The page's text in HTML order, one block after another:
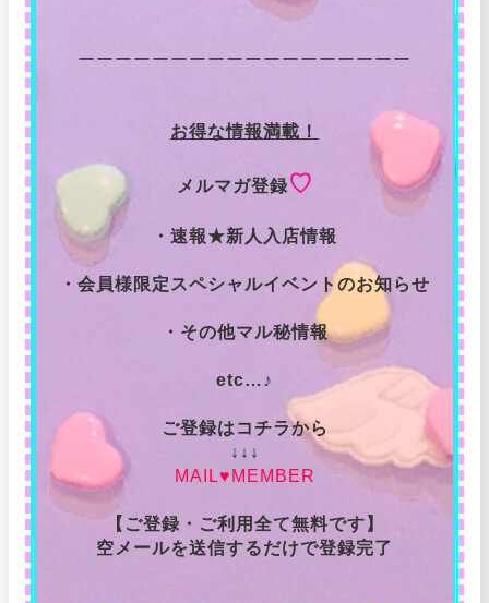
ーーーーーーーーーーーーーーーーーー
お得な情報満載！
メルマガ登録♡
・速報★新人入店情報
・会員様限定スペシャルイベントのお知らせ
・その他マル秘情報
etc…♪
ご登録はコチラから
↓↓↓
MAIL♥MEMBER
【ご登録・ご利用全て無料です】
空メールを送信するだけで登録完了